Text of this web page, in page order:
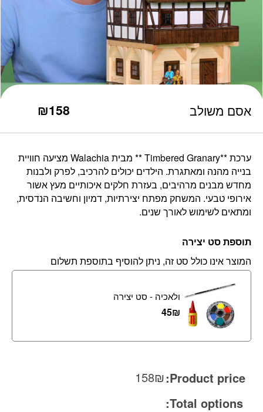
אסם משולב ₪158
ערכת **Timbered Granary ** מבית Walachia מציעה חוויית
בנייה מהנה ומאתגרת. הילדים יכולים להרכיב, לפרק ולבנות
מחדש מבנים מרהיבים, בעזרת חלקים איכותיים מעץ אשור
אירופי טבעי. המשחק מפתח יצירתיות, דמיון וחשיבה הנדסית,
ומתאים לשימוש לאורך שנים.
תוספת סט יצירה
המוצר אינו כולל סט זה, ניתן להוסיף בתוספת תשלום
ולאכיה - סט יצירה
₪
45
Product price:
₪
158
Total options:
כמות אסם משולב